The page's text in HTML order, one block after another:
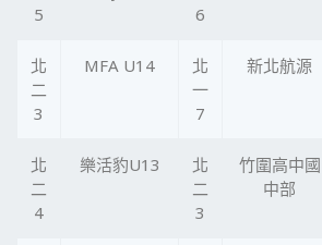
5
6
北
二
3
MFA U14
北
一
7
新北航源
北
二
4
樂活豹U13
北
二
3
竹圍高中國
中部